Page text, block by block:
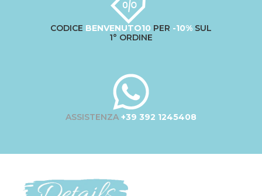
CODICE BENVENUTO10 PER -10% SUL
1° ORDINE
ASSISTENZA +39 392 1245408